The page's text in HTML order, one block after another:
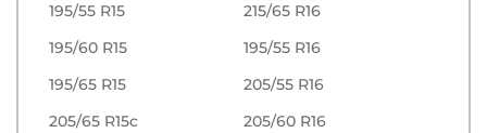
195/55 R15
195/60 R15
195/65 R15
205/65 R15c
215/65 R16
195/55 R16
205/55 R16
205/60 R16